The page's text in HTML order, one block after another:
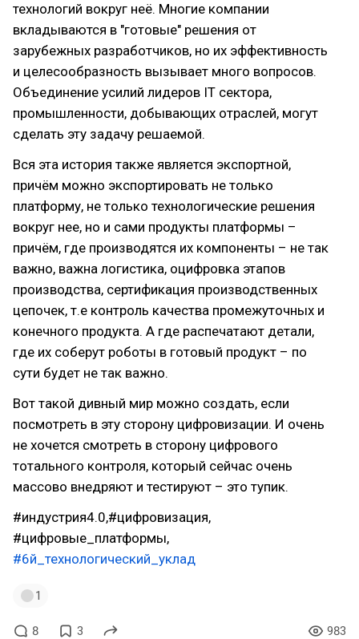
технологий вокруг неё. Многие компании
вкладываются в "готовые" решения от
зарубежных разработчиков, но их эффективность
и целесообразность вызывает много вопросов.
Объединение усилий лидеров IT сектора,
промышленности, добывающих отраслей, могут
сделать эту задачу решаемой.
Вся эта история также является экспортной,
причём можно экспортировать не только
платформу, не только технологические решения
вокруг нее, но и сами продукты платформы –
причём, где производятся их компоненты – не так
важно, важна логистика, оцифровка этапов
производства, сертификация производственных
цепочек, т.е контроль качества промежуточных и
конечного продукта. А где распечатают детали,
где их соберут роботы в готовый продукт – по
сути будет не так важно.
Вот такой дивный мир можно создать, если
посмотреть в эту сторону цифровизации. И очень
не хочется смотреть в сторону цифрового
тотального контроля, который сейчас очень
массово внедряют и тестируют – это тупик.
#индустрия4.0,#цифровизация,
#цифровые_платформы,
#6й_технологический_уклад
1
8 3 983